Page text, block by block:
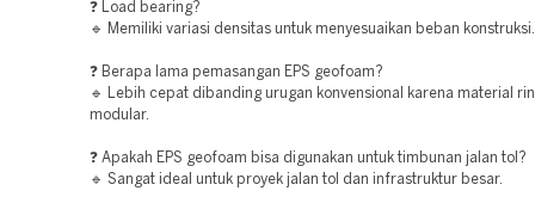
❓ Load bearing?
🔹 Memiliki variasi densitas untuk menyesuaikan beban konstruksi.
❓ Berapa lama pemasangan EPS geofoam?
🔹 Lebih cepat dibanding urugan konvensional karena material
modular.
❓ Apakah EPS geofoam bisa digunakan untuk timbunan jalan tol?
🔹 Sangat ideal untuk proyek jalan tol dan infrastruktur besar.